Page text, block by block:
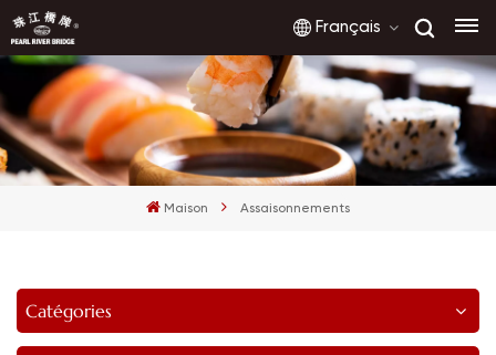
Français
English
français
Maison Assaisonnements
Catégories